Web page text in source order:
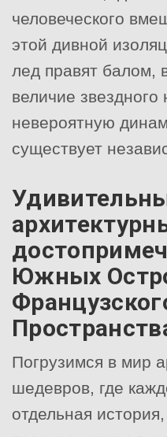
человеческого
этой дивной
лед правят балом,
величие
невероятную
существует
Южных
Погрузимся в мир
шедевров, где
отдельная